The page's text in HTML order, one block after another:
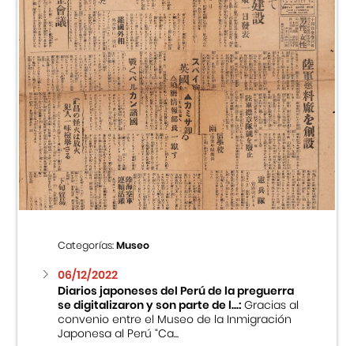
Categorías:Museo
06/12/2022
Diarios japoneses del Perú de la preguerra
se digitalizaron y son parte de l...:Gracias al
convenio entre el Museo de la Inmigración
Japonesa al Perú “Ca...